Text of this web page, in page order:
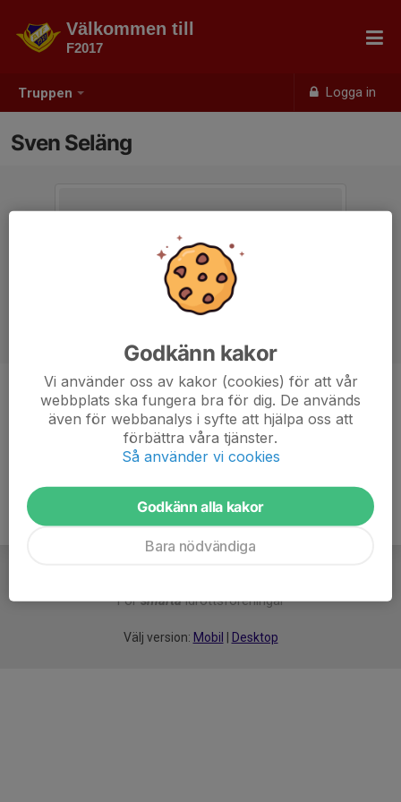
Truppen Logga in
Välkommen till
F2017
Sven Seläng
Titel
Tränare
38 år
Försmartaidrottsföreningar
Välj version: Mobil Desktop
Godkänn kakor
Vi använder oss av kakor (cookies) för att vår
webbplats ska fungera bra för dig. De används
även för webbanalys i syfte att hjälpa oss att
förbättra våra tjänster.
Så använder vi cookies
Godkänn alla kakor
Bara nödvändiga